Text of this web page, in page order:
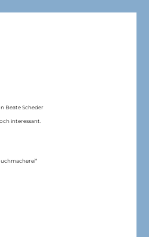
Beate Scheder
interessant.